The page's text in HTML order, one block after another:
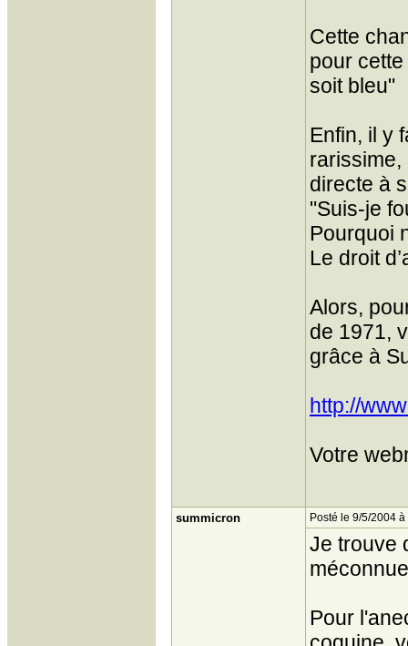
Cette
pour
soit bleu"
Enfin, il y
rarissime,
directe à
"Suis-je
Pourquoi
Le droit
Alors,
de 1971,
grâce à
http://
Votre
summicron Posté le 9/5/2004 à
Je trouve
Pour